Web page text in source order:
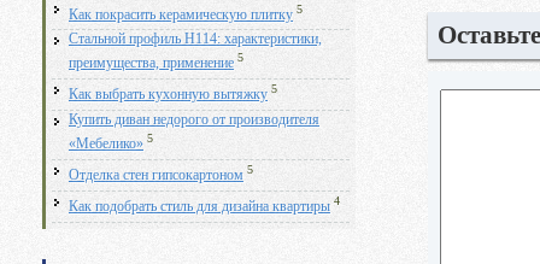
Как покрасить керамическую плитку 5
Стальной профиль Н114: характеристики,
преимущества, применение 5
Как выбрать кухонную вытяжку 5
Купить диван недорого от производителя
«Мебелико» 5
Отделка стен гипсокартоном 5
Как подобрать стиль для дизайна квартиры 4